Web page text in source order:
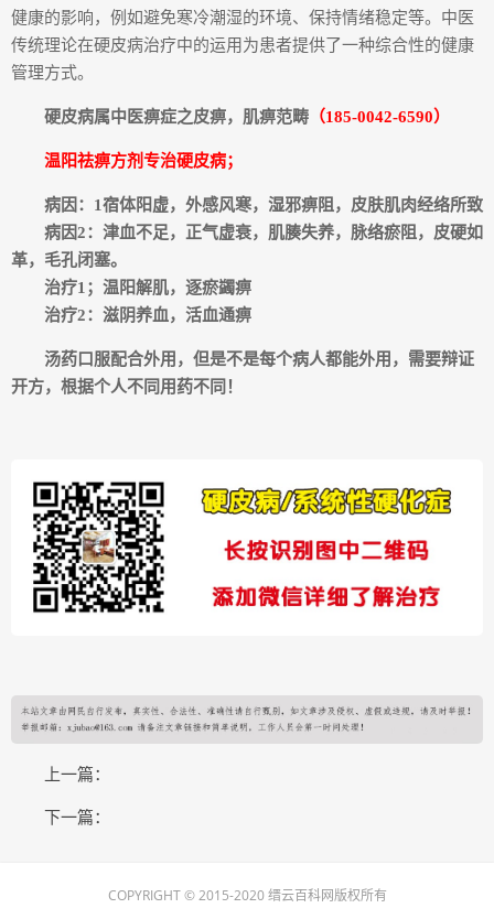
健康的影响，例如避免寒冷潮湿的环境、保持情绪稳定等。中医
传统理论在硬皮病治疗中的运用为患者提供了一种综合性的健康
管理方式。
硬皮病属中医痹症之皮痹，肌痹范畴 （185-0042-6590）
温阳祛痹方剂专治硬皮病；
病因：1宿体阳虚，外感风寒，湿邪痹阻，皮肤肌肉经络所致
病因2：津血不足，正气虚衰，肌腠失养，脉络瘀阻，皮硬如
革，毛孔闭塞。
治疗1；温阳解肌，逐瘀蠲痹
治疗2：滋阴养血，活血通痹
汤药口服配合外用，但是不是每个病人都能外用，需要辩证
开方，根据个人不同用药不同！
上一篇：
下一篇：
COPYRIGHT © 2015-2020 缙云百科网版权所有